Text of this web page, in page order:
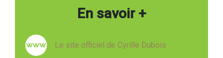
En savoir +
Le site officiel de Cyrille Dubois